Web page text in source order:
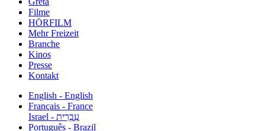
Filme
HÖRFILM
Mehr Freizeit
Branche
Kinos
Presse
Kontakt
English - English
Français - France
עִבְרִית - Israel
Português - Brazil